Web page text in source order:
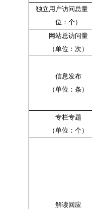
独立用户访问总量
位：个）
网站总访问量
（单位：次）
信息发布
（单位：条）
专栏专题
（单位：个）
解读回应